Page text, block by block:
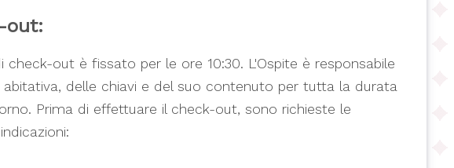
out:
check-out è fissato per le ore 10:30. L'Ospite è responsabile
abitativa, delle chiavi e del suo contenuto per tutta la durata
Prima di effettuare il check-out, sono richieste le